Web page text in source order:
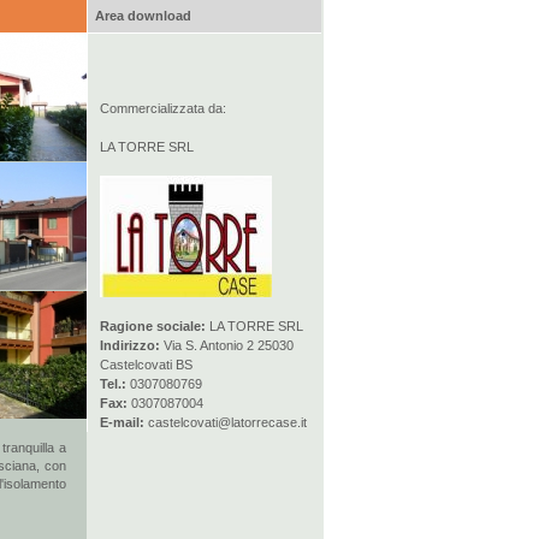
Area download
a
con
Commercializzata da:
LA TORRE SRL
Ragione sociale: LA TORRE SRL
Indirizzo: Via S. Antonio 2 25030
Castelcovati BS
Tel.: 0307080769
Fax: 0307087004
E-mail: castelcovati@latorrecase.it